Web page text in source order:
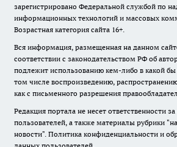
зарегистрировано Федеральной службой по
информационных технологий и массовых
Возрастная категория сайта 16+.
Вся информация, размещенная на данном
соответствии с законодательством РФ об
подлежит использованию кем-либо в какой
том числе воспроизведению,
как с письменного разрешения
Редакция портала не несет ответственности
пользователей, а также материалы рубрики
новости". Политика конфиденциальности и